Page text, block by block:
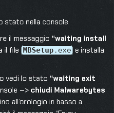
stato nella console.
il messaggio “waiting install
il file MBSetup.exe e installa
vedi lo stato “waiting exit
–> chiudi Malwarebytes
all’orologio in basso a